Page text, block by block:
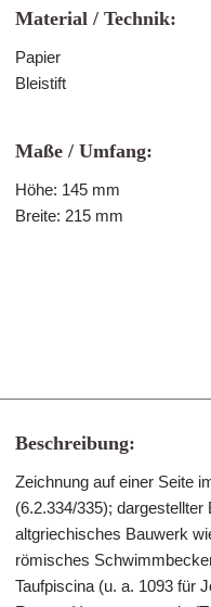
Material / Technik:
Papier
Bleistift
Maße / Umfang:
Höhe: 145 mm
Breite: 215 mm
Beschreibung:
Zeichnung auf einer Seite
(6.2.334/335);
altgriechisches Bauwerk
römisches
Taufpiscina (u. a. 1093 für